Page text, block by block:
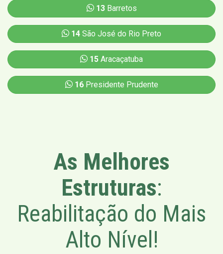
13Barretos
14 São José do Rio Preto
15 Aracaçatuba
16Presidente Prudente
As Melhores
Estruturas:
Reabilitação do Mais
Alto Nível!